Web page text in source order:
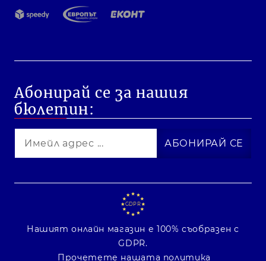
Абонирай се за нашия
бюлетин:
GDPR
Нашият онлайн магазин е 100% съобразен с
GDPR.
Прочетете нашата политика